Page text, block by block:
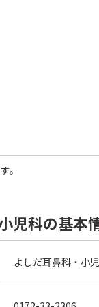
。
児科の基本
よしだ耳鼻科・小